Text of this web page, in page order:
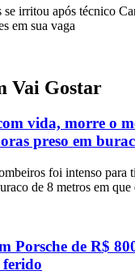
se irritou após técnico
em sua vaga
Vai Gostar
vida, morre o
preso em
foi intenso para
de 8 metros em que
Porsche de R$